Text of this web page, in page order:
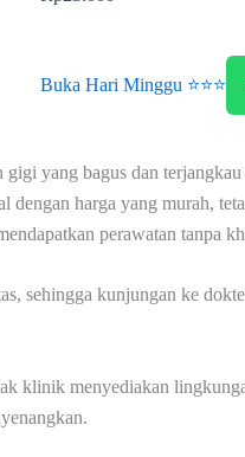
Buka Hari Minggu ⭐⭐⭐
yang bagus dan
harga yang murah,
perawatan tanpa
sehingga kunjungan ke
klinik menyediakan